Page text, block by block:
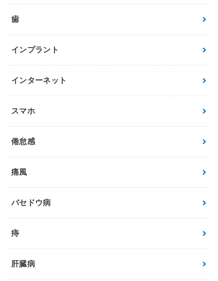
歯
インプラント
インターネット
スマホ
倦怠感
痛風
バセドウ病
痔
肝臓病